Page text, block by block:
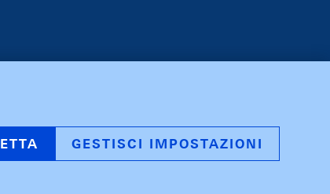
GESTISCI IMPOSTAZIONI